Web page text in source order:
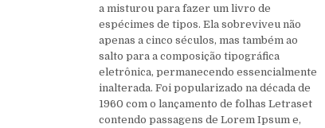
a misturou para fazer um livro de
espécimes de tipos. Ela sobreviveu não
apenas a cinco séculos, mas também ao
salto para a composição tipográfica
eletrônica, permanecendo essencialmente
inalterada. Foi popularizado na década de
1960 com o lançamento de folhas Letraset
contendo passagens de Lorem Ipsum e,